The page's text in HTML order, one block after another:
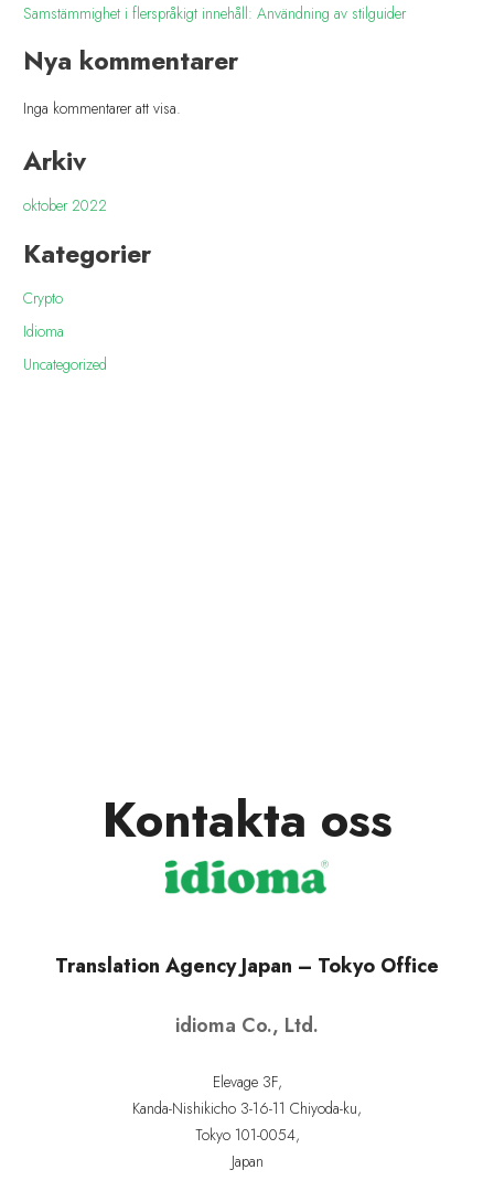
Samstämmighet i flerspråkigt innehåll: Användning av stilguider
Nya kommentarer
Inga kommentarer att visa.
Arkiv
oktober 2022
Kategorier
Crypto
Idioma
Uncategorized
Kontakta oss
Translation Agency Japan – Tokyo Office
idioma Co., Ltd.
Elevage 3F,
Kanda-Nishikicho 3-16-11 Chiyoda-ku,
Tokyo 101-0054,
Japan